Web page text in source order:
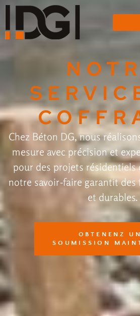
Chez Béton DG, nous
mesure avec précision et
pour des projets résidentiels
notre savoir-faire garantit
et durables.
OBTENENZ
SOUMISSION